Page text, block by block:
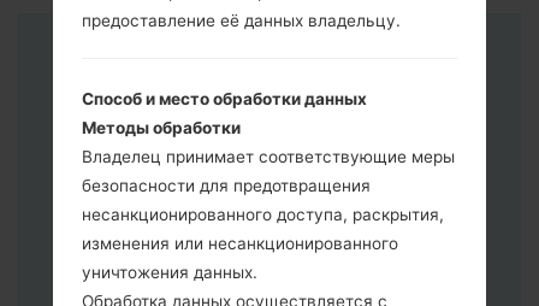
предоставление её данных владельцу.
Способ и место обработки данных
Методы обработки
Владелец принимает соответствующие меры
безопасности для предотвращения
несанкционированного доступа, раскрытия,
изменения или несанкционированного
уничтожения данных.
Обработка данных осуществляется с